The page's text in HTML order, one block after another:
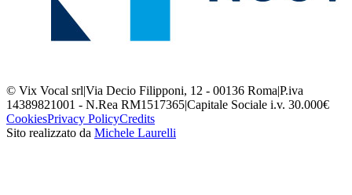
© Vix Vocal srl|Via Decio Filipponi, 12 - 00136 Roma|P.iva
14389821001 - N.Rea RM1517365|Capitale Sociale i.v. 30.000€
CookiesPrivacy PolicyCredits
Sito realizzato da Michele Laurelli